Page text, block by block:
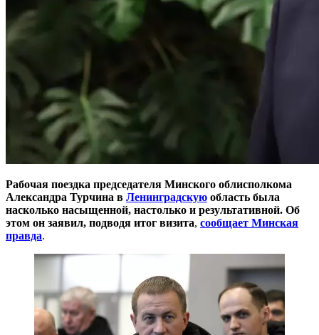
Рабочая поездка председателя Минского облисполкома
Александра Турчина в Ленинградскую область была
насколько насыщенной, настолько и результативной. Об
этом он заявил, подводя итог визита, сообщает Минская
правда.